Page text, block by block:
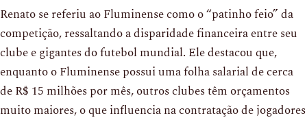
Renato se referiu ao Fluminense como o “patinho feio” da
competição, ressaltando a disparidade financeira entre seu
clube e gigantes do futebol mundial. Ele destacou que,
enquanto o Fluminense possui uma folha salarial de cerca
de R$ 15 milhões por mês, outros clubes têm orçamentos
muito maiores, o que influencia na contratação de jogadores